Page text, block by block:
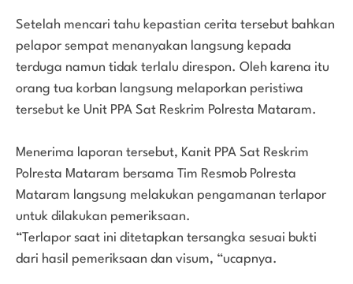
Setelah mencari tahu kepastian cerita tersebut bahkan
pelapor sempat menanyakan langsung kepada
terduga namun tidak terlalu direspon. Oleh karena itu
orang tua korban langsung melaporkan peristiwa
tersebut ke Unit PPA Sat Reskrim Polresta Mataram.
Menerima laporan tersebut, Kanit PPA Sat Reskrim
Polresta Mataram bersama Tim Resmob Polresta
Mataram langsung melakukan pengamanan terlapor
untuk dilakukan pemeriksaan.
“Terlapor saat ini ditetapkan tersangka sesuai bukti
dari hasil pemeriksaan dan visum, “ucapnya.